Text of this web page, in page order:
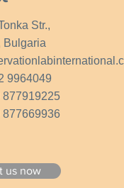
Str.,
Bulgaria
9964049
877919225
877669936
us now